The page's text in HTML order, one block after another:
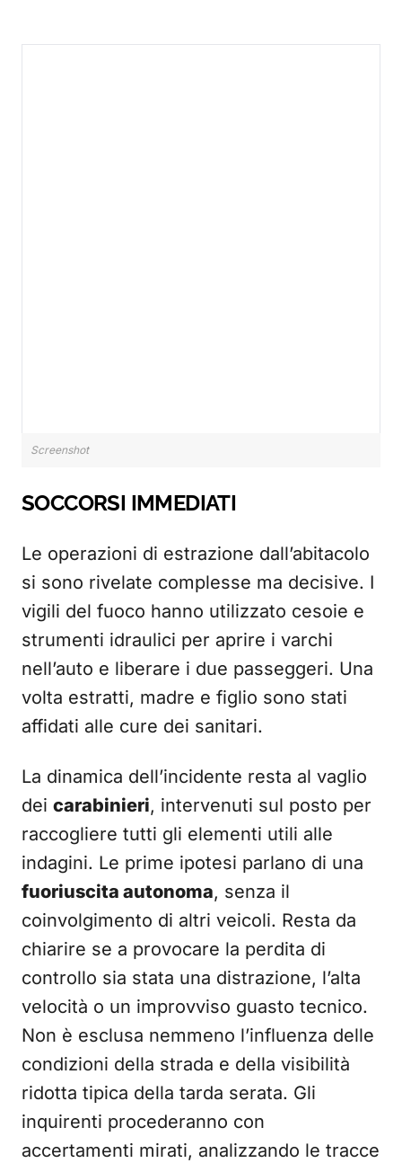
Screenshot
SOCCORSI IMMEDIATI
Le operazioni di estrazione dall’abitacolo
si sono rivelate complesse ma decisive. I
vigili del fuoco hanno utilizzato cesoie e
strumenti idraulici per aprire i varchi
nell’auto e liberare i due passeggeri. Una
volta estratti, madre e figlio sono stati
affidati alle cure dei sanitari.
La dinamica dell’incidente resta al vaglio
dei carabinieri, intervenuti sul posto per
raccogliere tutti gli elementi utili alle
indagini. Le prime ipotesi parlano di una
fuoriuscita autonoma, senza il
coinvolgimento di altri veicoli. Resta da
chiarire se a provocare la perdita di
controllo sia stata una distrazione, l’alta
velocità o un improvviso guasto tecnico.
Non è esclusa nemmeno l’influenza delle
condizioni della strada e della visibilità
ridotta tipica della tarda serata. Gli
inquirenti procederanno con
accertamenti mirati, analizzando le tracce